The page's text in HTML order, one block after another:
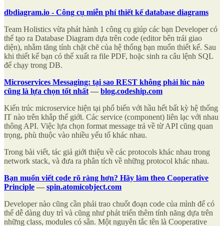
dbdiagram.io - Công cụ miễn phí thiết kế database diagrams
Team Holistics vừa phát hành 1 công cụ giúp các bạn Developer có
thể tạo ra Database Diagram dựa trên code (editor bên trái giao
diện), nhằm tăng tính chặt chẽ của hệ thống bạn muốn thiết kế. Sau
khi thiết kế bạn có thể xuất ra file PDF, hoặc sinh ra câu lệnh SQL
để chạy trong DB.
Microservices Messaging: tại sao REST không phải lúc nào
cũng là lựa chọn tốt nhất — blog.codeship.com
Kiến trúc microservice hiện tại phổ biến với hầu hết bất kỳ hệ thống
IT nào trên khắp thế giới. Các service (component) liên lạc với nhau
thông API. Việc lựa chọn format message trả về từ API cũng quan
trọng, phù thuộc vào nhiều yếu tố khác nhau.
Trong bài viết, tác giả giới thiệu về các protocols khác nhau trong
network stack, và đưa ra phân tích về những protocol khác nhau.
Bạn muốn viết code rõ ràng hơn? Hãy làm theo Cooperative
Principle — spin.atomicobject.com
Developer nào cũng cần phải trao chuốt đoạn code của mình để có
thể dễ dàng duy trì và cũng như phát triển thêm tính năng dựa trên
những class, modules có sẵn. Một nguyên tắc tên là Cooperative